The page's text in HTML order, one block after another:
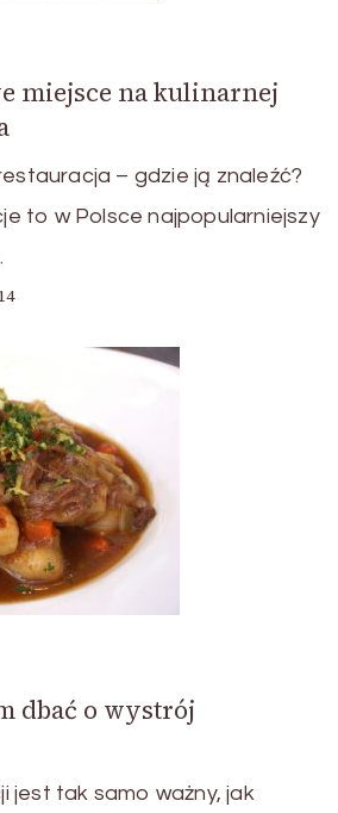
miejsce na kulinarnej
– gdzie ją znaleźć?
to w Polsce najpopularniejszy
dbać o wystrój
jest tak samo ważny, jak